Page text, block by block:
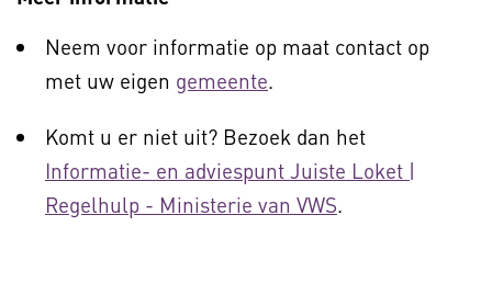
Neem voor informatie op maat contact op
met uw eigen gemeente.
Komt u er niet uit? Bezoek dan het
Informatie- en adviespunt Juiste Loket |
Regelhulp - Ministerie van VWS.